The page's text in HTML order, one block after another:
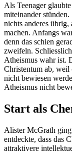
Als Teenager
miteinander
nichts anderes
machen. Anfangs
denn das schien
zweifeln.
Atheismus wahr ist.
Christentum ab, weil
nicht bewiesen
Atheismus nicht
Start als
Alister McGrath
entdeckte, dass das
attraktivere